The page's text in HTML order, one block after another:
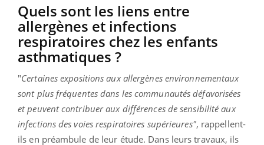
Quels sont les liens entre
allergènes et infections
respiratoires chez les enfants
asthmatiques ?
"Certaines expositions aux allergènes environnementaux
sont plus fréquentes dans les communautés défavorisées
et peuvent contribuer aux différences de sensibilité aux
infections des voies respiratoires supérieures", rappellent-
ils en préambule de leur étude. Dans leurs travaux, ils